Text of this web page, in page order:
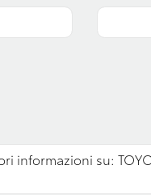
di navigazione +